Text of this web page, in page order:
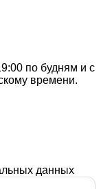
по будням и с
времени.
данных